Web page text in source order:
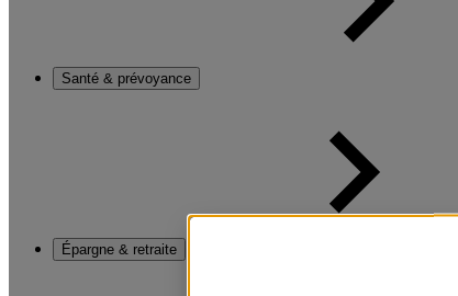
Santé & prévoyance
Épargne & retraite